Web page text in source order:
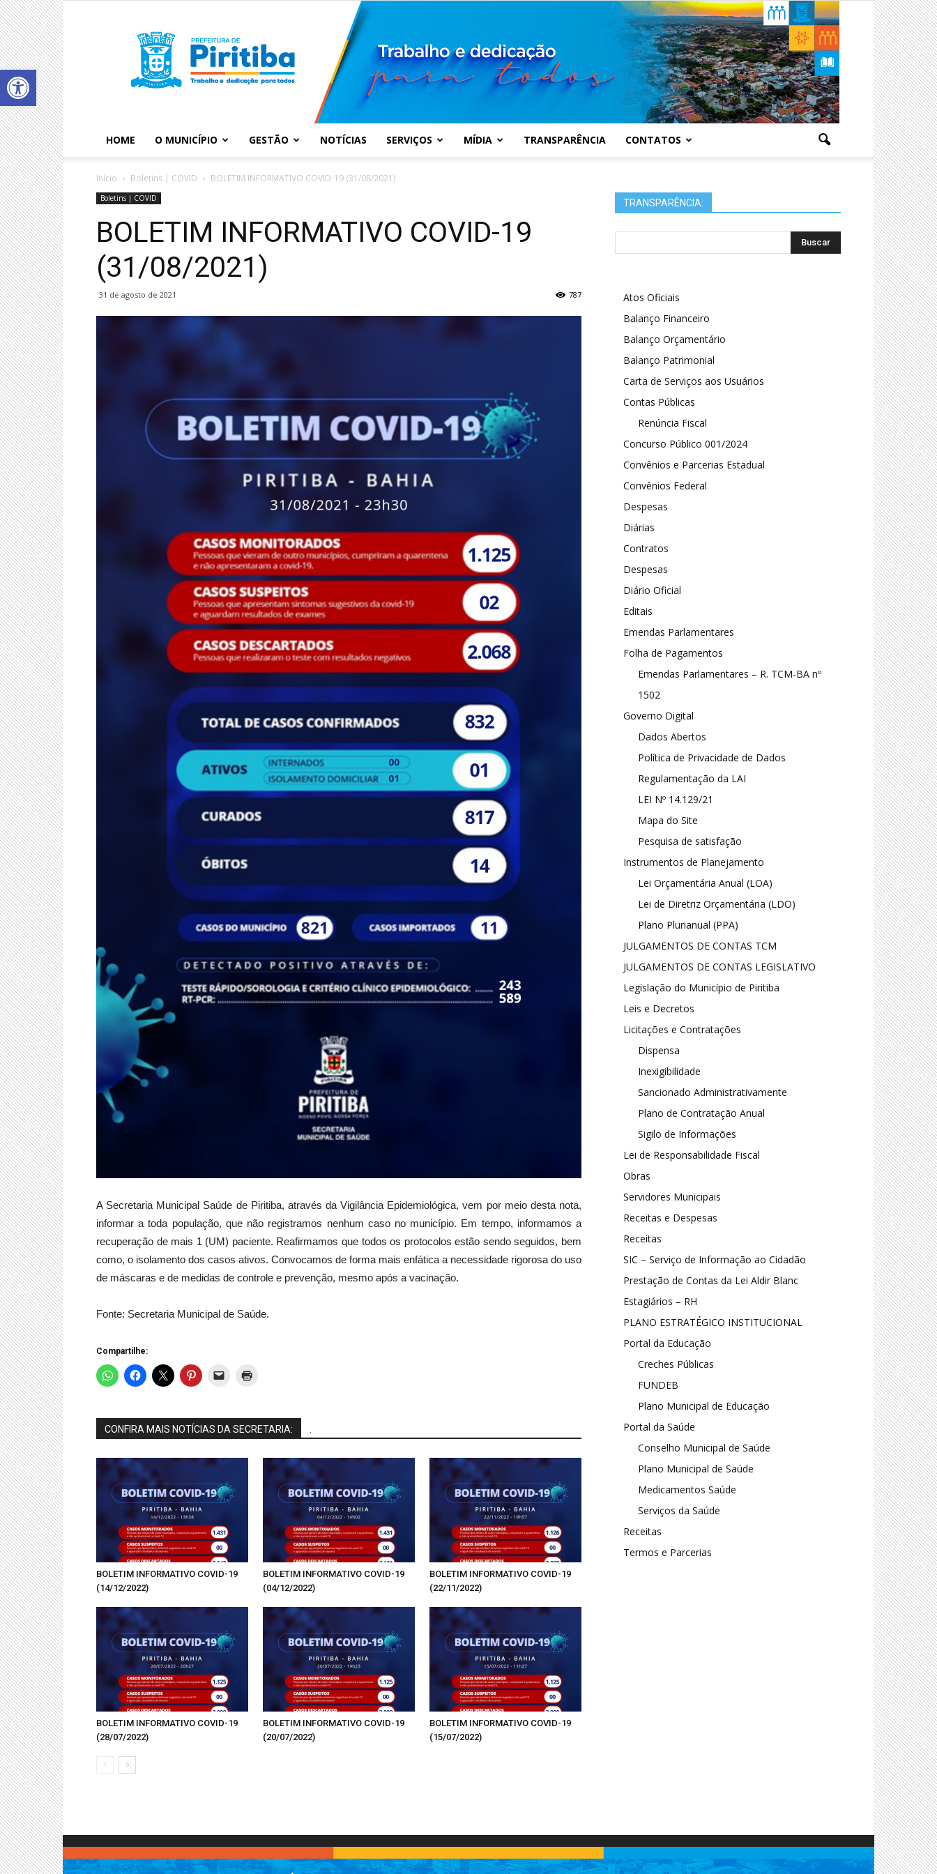
Abrir a barra de ferramentas
Piritiba
HOME O MUNICÍPIO GESTÃO NOTÍCIAS SERVIÇOS MÍDIA TRANSPARÊNCIA CONTATOS
Início Boletins | COVID BOLETIM INFORMATIVO COVID-19 (31/08/2021)
Boletins | COVID
BOLETIM INFORMATIVO COVID-19
(31/08/2021)
31 de agosto de 2021 787
A Secretaria Municipal Saúde de Piritiba, através da Vigilância Epidemiológica, vem por meio desta nota,
informar a toda população, que não registramos nenhum caso no município. Em tempo, informamos a
recuperação de mais 1 (UM) paciente. Reafirmamos que todos os protocolos estão sendo seguidos, bem
como, o isolamento dos casos ativos. Convocamos de forma mais enfática a necessidade rigorosa do uso
de máscaras e de medidas de controle e prevenção, mesmo após a vacinação.
Fonte: Secretaria Municipal de Saúde.
Compartilhe:
CONFIRA MAIS NOTÍCIAS DA SECRETARIA:
BOLETIM INFORMATIVO COVID-19
(14/12/2022)
BOLETIM INFORMATIVO COVID-19
(04/12/2022)
BOLETIM INFORMATIVO COVID-19
(22/11/2022)
BOLETIM INFORMATIVO COVID-19
(28/07/2022)
BOLETIM INFORMATIVO COVID-19
(20/07/2022)
BOLETIM INFORMATIVO COVID-19
(15/07/2022)
TRANSPARÊNCIA:
Atos Oficiais
Balanço Financeiro
Balanço Orçamentário
Balanço Patrimonial
Carta de Serviços aos Usuários
Contas Públicas
Renúncia Fiscal
Concurso Público 001/2024
Convênios e Parcerias Estadual
Convênios Federal
Despesas
Diárias
Contratos
Despesas
Diário Oficial
Editais
Emendas Parlamentares
Folha de Pagamentos
Emendas Parlamentares – R. TCM-BA nº
1502
Governo Digital
Dados Abertos
Política de Privacidade de Dados
Regulamentação da LAI
LEI Nº 14.129/21
Mapa do Site
Pesquisa de satisfação
Instrumentos de Planejamento
Lei Orçamentária Anual (LOA)
Lei de Diretriz Orçamentária (LDO)
Plano Plurianual (PPA)
JULGAMENTOS DE CONTAS TCM
JULGAMENTOS DE CONTAS LEGISLATIVO
Legislação do Município de Piritiba
Leis e Decretos
Licitações e Contratações
Dispensa
Inexigibilidade
Sancionado Administrativamente
Plano de Contratação Anual
Sigilo de Informações
Lei de Responsabilidade Fiscal
Obras
Servidores Municipais
Receitas e Despesas
Receitas
SIC – Serviço de Informação ao Cidadão
Prestação de Contas da Lei Aldir Blanc
Estagiários – RH
PLANO ESTRATÉGICO INSTITUCIONAL
Portal da Educação
Creches Públicas
FUNDEB
Plano Municipal de Educação
Portal da Saúde
Conselho Municipal de Saúde
Plano Municipal de Saúde
Medicamentos Saúde
Serviços da Saúde
Receitas
Termos e Parcerias
.